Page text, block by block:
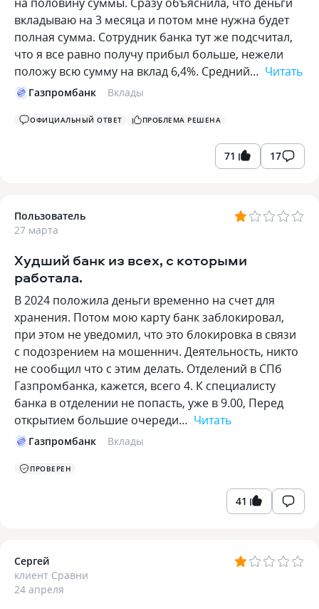
вкладываю на 3 месяца и потом мне нужна будет
полная сумма. Сотрудник банка тут же подсчитал,
что я все равно получу прибыл больше, нежели
положу всю сумму на вклад 6,4%. Средний… Читать
Газпромбанк Вклады
ОФИЦИАЛЬНЫЙ ОТВЕТ ПРОБЛЕМА РЕШЕНА
71 17
Пользователь
27 марта
Худший банк из всех, с которыми
работала.
В 2024 положила деньги временно на счет для
хранения. Потом мою карту банк заблокировал,
при этом не уведомил, что это блокировка в связи
с подозрением на мошеннич. Деятельность, никто
не сообщил что с этим делать. Отделений в СПб
Газпромбанка, кажется, всего 4. К специалисту
банка в отделении не попасть, уже в 9.00, Перед
открытием большие очереди… Читать
Газпромбанк Вклады
ПРОВЕРЕН
41
Сергей
клиент Сравни
24 апреля